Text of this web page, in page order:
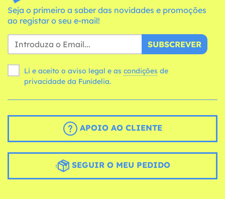
Seja o primeiro a saber das novidades e promoções
ao registar o seu e-mail!
SUBSCREVER
Li e aceito o aviso legal e as condições
privacidade da Funidelia.
APOIO AO CLIENTE
SEGUIR O MEU PEDIDO